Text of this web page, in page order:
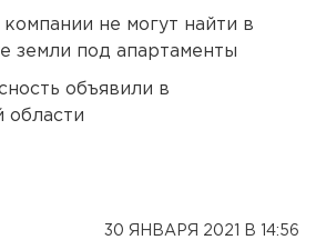
не могут найти в
земли под апартаменты
объявили в
области
30 ЯНВАРЯ 2021 В 14:56